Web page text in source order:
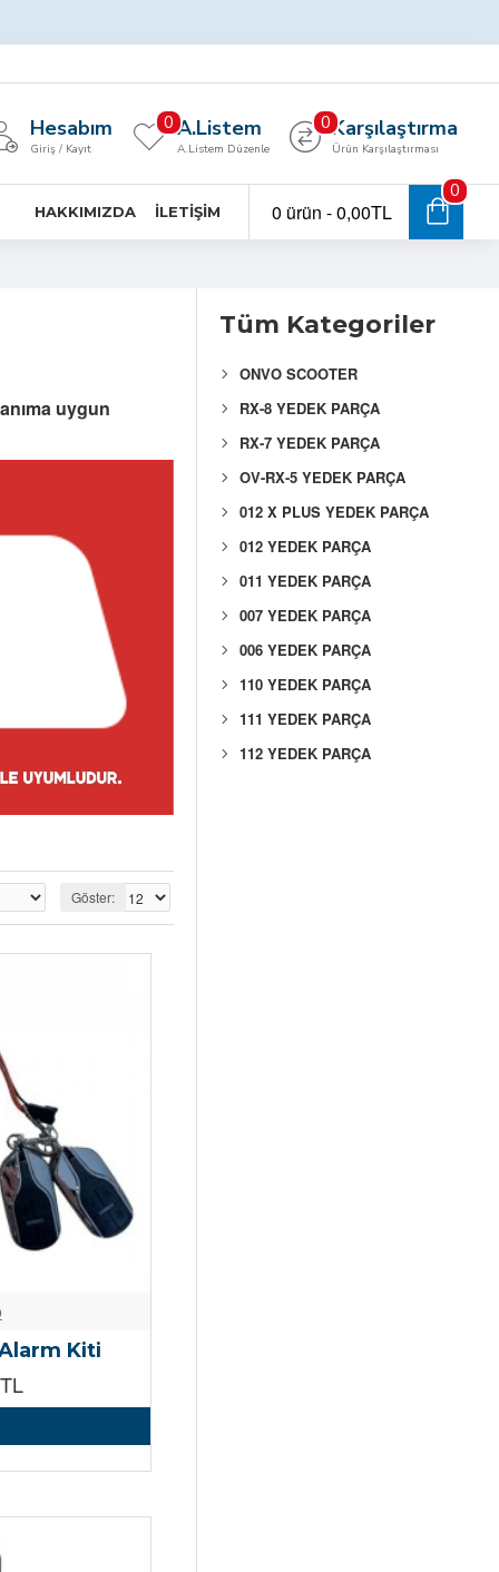
Hesabım
Giriş / Kayıt
A.Listem
A.Listem Düzenle
0 Karşılaştırma
Ürün Karşılaştırması
0
HAKKIMIZDA İLETIŞIM 0 ürün - 0,00TL
0
uygun
Göster:
Kiti
Tüm Kategoriler
ONVO SCOOTER
RX-8 YEDEK PARÇA
RX-7 YEDEK PARÇA
OV-RX-5 YEDEK PARÇA
012 X PLUS YEDEK PARÇA
012 YEDEK PARÇA
011 YEDEK PARÇA
007 YEDEK PARÇA
006 YEDEK PARÇA
110 YEDEK PARÇA
111 YEDEK PARÇA
112 YEDEK PARÇA